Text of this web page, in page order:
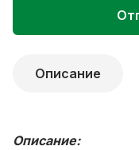
Описание
Описание: